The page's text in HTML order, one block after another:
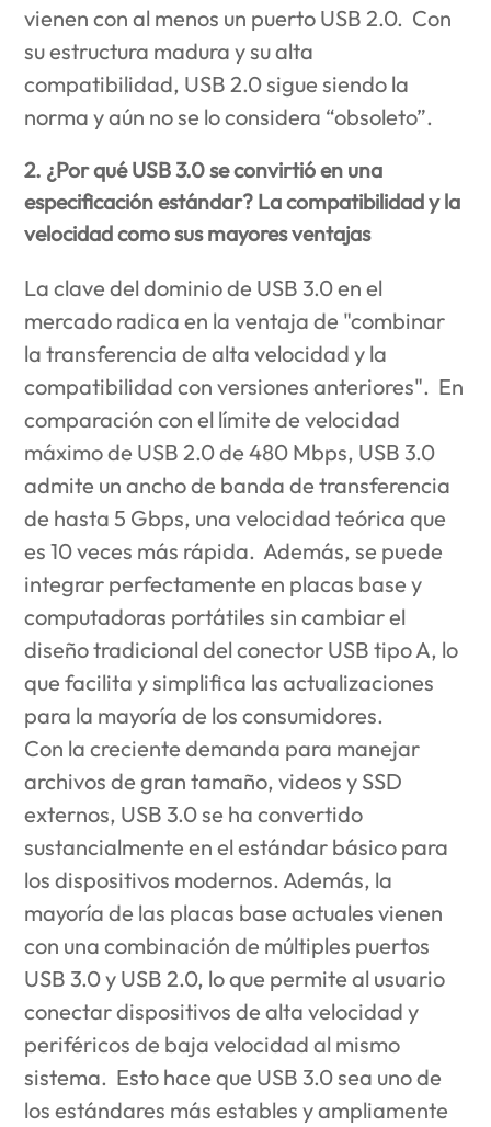
vienen con al menos un puerto USB 2.0. Con
su estructura madura y su alta
compatibilidad, USB 2.0 sigue siendo la
norma y aún no se lo considera “obsoleto”.
2. ¿Por qué USB 3.0 se convirtió en una
especificación estándar? La compatibilidad y la
velocidad como sus mayores ventajas
La clave del dominio de USB 3.0 en el
mercado radica en la ventaja de "combinar
la transferencia de alta velocidad y la
compatibilidad con versiones anteriores". En
comparación con el límite de velocidad
máximo de USB 2.0 de 480 Mbps, USB 3.0
admite un ancho de banda de transferencia
de hasta 5 Gbps, una velocidad teórica que
es 10 veces más rápida. Además, se puede
integrar perfectamente en placas base y
computadoras portátiles sin cambiar el
diseño tradicional del conector USB tipo A, lo
que facilita y simplifica las actualizaciones
para la mayoría de los consumidores.
Con la creciente demanda para manejar
archivos de gran tamaño, videos y SSD
externos, USB 3.0 se ha convertido
sustancialmente en el estándar básico para
los dispositivos modernos. Además, la
mayoría de las placas base actuales vienen
con una combinación de múltiples puertos
USB 3.0 y USB 2.0, lo que permite al usuario
conectar dispositivos de alta velocidad y
periféricos de baja velocidad al mismo
sistema. Esto hace que USB 3.0 sea uno de
los estándares más estables y ampliamente